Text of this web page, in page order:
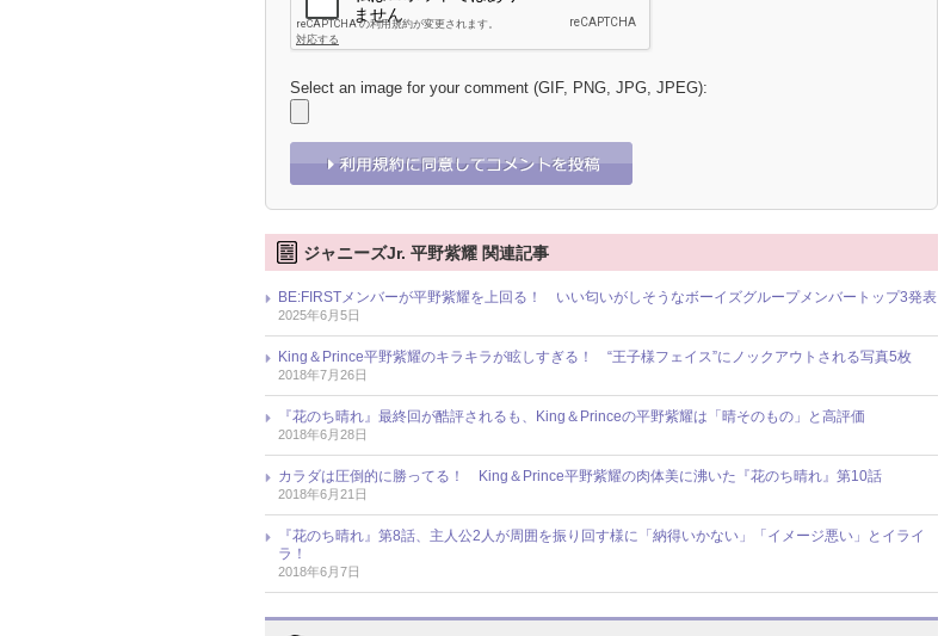
Select an image for your comment (GIF, PNG, JPG, JPEG):
ジャニーズJr. 平野紫耀 関連記事
BE:FIRSTメンバーが平野紫耀を上回る！ いい匂いがしそうなボーイズグループメンバートップ3発表
2025年6月5日
King＆Prince平野紫耀のキラキラが眩しすぎる！ “王子様フェイス”にノックアウトされる写真5枚
2018年7月26日
『花のち晴れ』最終回が酷評されるも、King＆Princeの平野紫耀は「晴そのもの」と高評価
2018年6月28日
カラダは圧倒的に勝ってる！ King＆Prince平野紫耀の肉体美に沸いた『花のち晴れ』第10話
2018年6月21日
『花のち晴れ』第8話、主人公2人が周囲を振り回す様に「納得いかない」「イメージ悪い」とイライ
ラ！
2018年6月7日